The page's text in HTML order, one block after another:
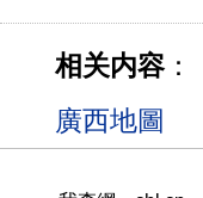
相关内容：
廣西地圖